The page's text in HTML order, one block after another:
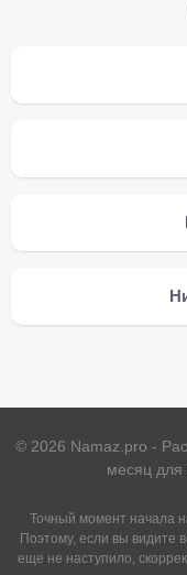
© 2026 Namaz.pro -
месяц для
Точный момент начала
Поэтому, если вы видите
еще не наступило,